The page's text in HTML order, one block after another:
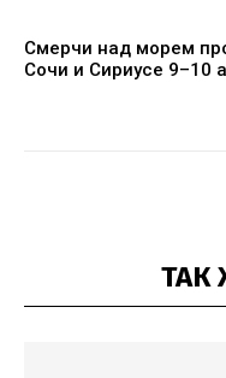
Смерчи над морем
Сочи и Сириусе 9–10
ТАК